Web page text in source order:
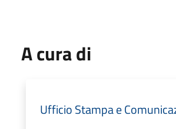
A cura di
Ufficio Stampa e